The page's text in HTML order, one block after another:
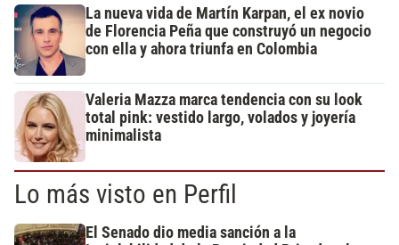
La nueva vida de Martín Karpan, el ex novio
de Florencia Peña que construyó un negocio
con ella y ahora triunfa en Colombia
Valeria Mazza marca tendencia con su look
total pink: vestido largo, volados y joyería
minimalista
Lo más visto en Perfil
El Senado dio media sanción a la